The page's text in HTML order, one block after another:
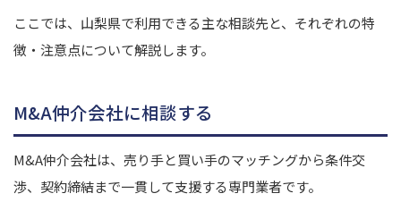
ここでは、山梨県で利用できる主な相談先と、それぞれの特
徴・注意点について解説します。
M&A仲介会社に相談する
M&A仲介会社は、売り手と買い手のマッチングから条件交
渉、契約締結まで一貫して支援する専門業者です。